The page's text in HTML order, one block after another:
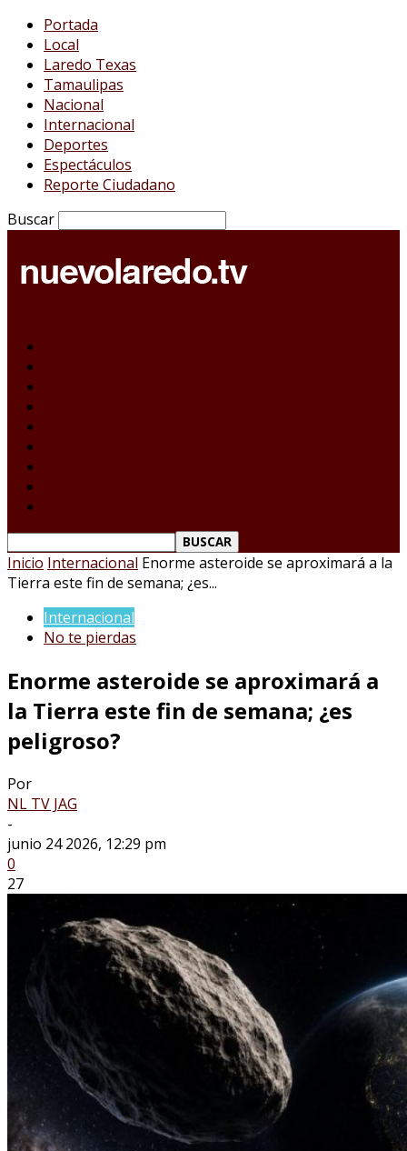
Portada
Local
Laredo Texas
Tamaulipas
Nacional
Internacional
Deportes
Espectáculos
Reporte Ciudadano
Buscar
Inicio Internacional Enorme asteroide se aproximará a la
Tierra este fin de semana; ¿es...
Internacional
No te pierdas
Enorme asteroide se aproximará a
la Tierra este fin de semana; ¿es
peligroso?
Por
NL TV JAG
-
junio 24 2026, 12:29 pm
0
27